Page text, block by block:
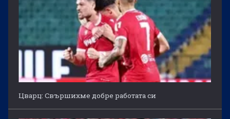
Цварц: Свършихме добре работата си